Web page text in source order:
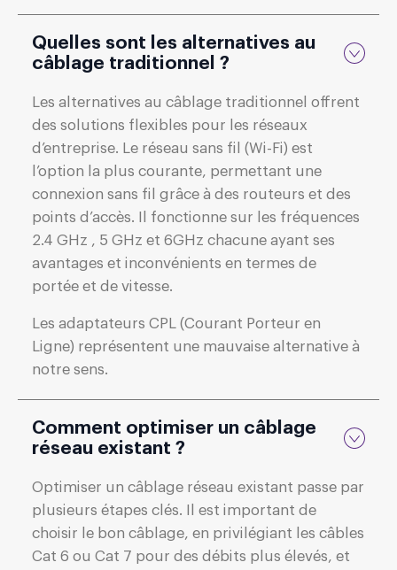
Quelles sont les alternatives au
câblage traditionnel ?
Les alternatives au câblage traditionnel offrent
des solutions flexibles pour les réseaux
d’entreprise. Le réseau sans fil (Wi-Fi) est
l’option la plus courante, permettant une
connexion sans fil grâce à des routeurs et des
points d’accès. Il fonctionne sur les fréquences
2.4 GHz , 5 GHz et 6GHz chacune ayant ses
avantages et inconvénients en termes de
portée et de vitesse.
Les adaptateurs CPL (Courant Porteur en
Ligne) représentent une mauvaise alternative à
notre sens.
Comment optimiser un câblage
réseau existant ?
Optimiser un câblage réseau existant passe par
plusieurs étapes clés. Il est important de
choisir le bon câblage, en privilégiant les câbles
Cat 6 ou Cat 7 pour des débits plus élevés, et